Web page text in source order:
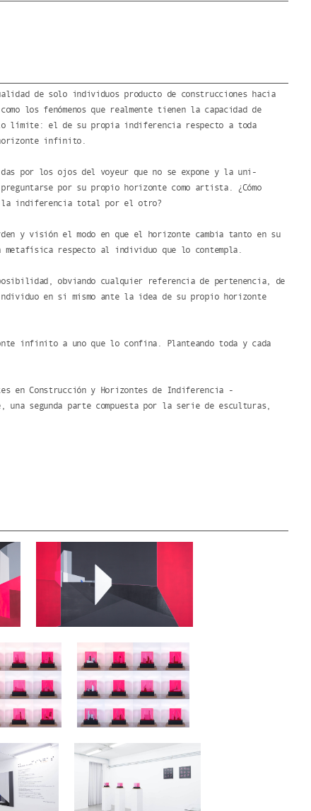
de solo individuos producto de construcciones hacia
los fenómenos que realmente tienen la capacidad de
límite: el de su propia indiferencia respecto a toda
infinito.
por los ojos del voyeur que no se expone y la uni-
por su propio horizonte como artista. ¿Cómo
la indiferencia total por el otro?
y visión el modo en que el horizonte cambia tanto en su
metafísica respecto al individuo que lo contempla.
obviando cualquier referencia de pertenencia, de
en si mismo ante la idea de su propio horizonte
infinito a uno que lo confina. Planteando toda y cada
Construcción y Horizontes de Indiferencia -
segunda parte compuesta por la serie de esculturas,